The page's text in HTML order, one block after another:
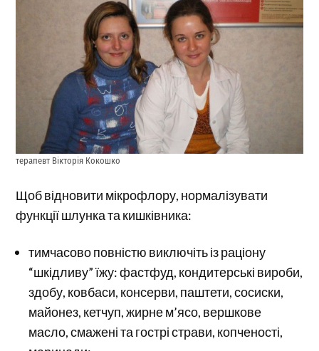
терапевт Вікторія Кокошко
Щоб відновити мікрофлору, нормалізувати
функції шлунка та кишківника:
тимчасово повністю виключіть із раціону
“шкідливу” їжу: фастфуд, кондитерські вироби,
здобу, ковбаси, консерви, паштети, сосиски,
майонез, кетчуп, жирне м’ясо, вершкове
масло, смажені та гострі страви, копченості,